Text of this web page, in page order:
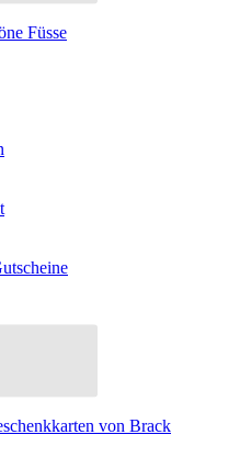
Füsse
von Brack